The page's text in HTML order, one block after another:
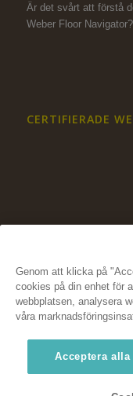
Är det svårt att förstå
Weber Floor
CERTIFIERADE
FÖLJ OSS PÅ
Genom att klicka på
cookies på din enhet för
webbplatsen, analysera
våra
Acceptera alla